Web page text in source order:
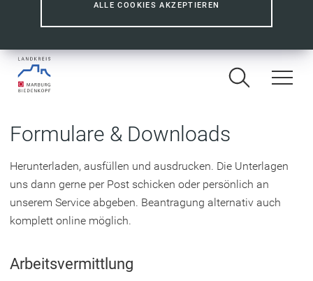
ALLE COOKIES AKZEPTIEREN
Formulare & Downloads
Herunterladen, ausfüllen und ausdrucken. Die Unterlagen
uns dann gerne per Post schicken oder persönlich an
unserem Service abgeben. Beantragung alternativ auch
komplett online möglich.
Arbeitsvermittlung